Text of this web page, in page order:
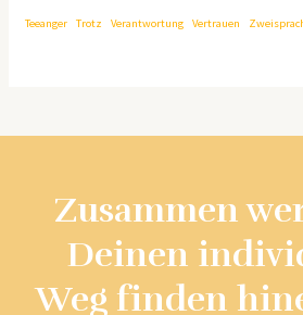
Teeanger Trotz Verantwortung Vertrauen
Zusammen
Deinen
Weg finden